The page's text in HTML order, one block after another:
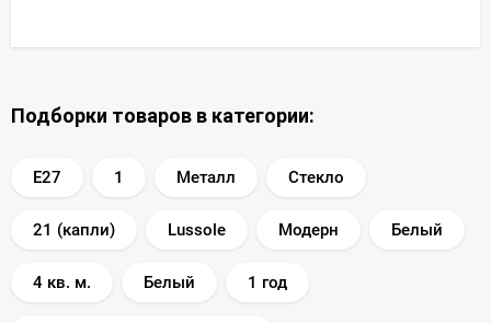
Подборки товаров в категории:
E27 1 Металл Стекло
21 (капли) Lussole Модерн Белый
4 кв. м. Белый 1 год